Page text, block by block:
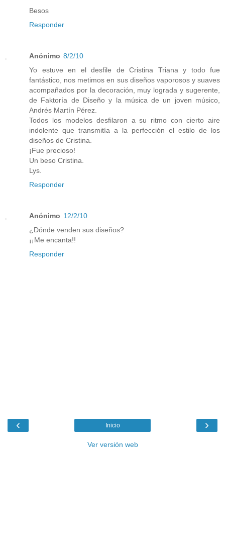
Besos
Responder
Anónimo 8/2/10
Yo estuve en el desfile de Cristina Triana y todo fue
fantástico, nos metimos en sus diseños vaporosos y suaves
acompañados por la decoración, muy lograda y sugerente,
de Faktoría de Diseño y la música de un joven músico,
Andrés Martín Pérez.
Todos los modelos desfilaron a su ritmo con cierto aire
indolente que transmitía a la perfección el estilo de los
diseños de Cristina.
¡Fue precioso!
Un beso Cristina.
Lys.
Responder
Anónimo 12/2/10
¿Dónde venden sus diseños?
¡¡Me encanta!!
Responder
‹ ›
Inicio
Ver versión web